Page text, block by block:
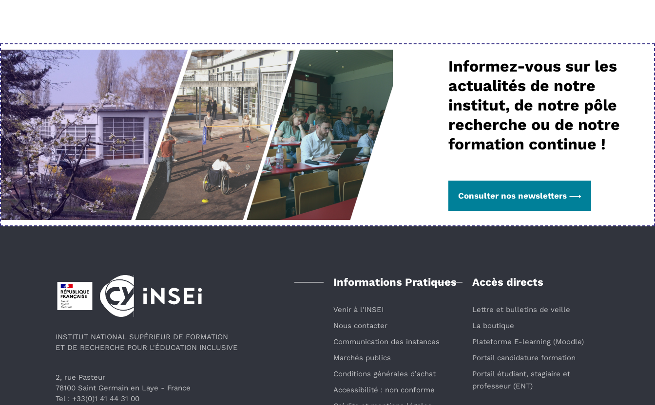
Informez-vous sur les
actualités de notre
institut, de notre pôle
recherche ou de notre
formation continue !
Consulter nos newsletters
Pied de page
INSTITUT NATIONAL SUPÉRIEUR DE FORMATION
ET DE RECHERCHE POUR L'ÉDUCATION INCLUSIVE
2, rue Pasteur
78100 Saint Germain en Laye - France
Tel : +33(0)1 41 44 31 00
Informations Pratiques
Venir à l'INSEI
Nous contacter
Communication des instances
Marchés publics
Conditions générales d’achat
Accessibilité : non conforme
Accès directs
Lettre et bulletins de veille
La boutique
Plateforme E-learning (Moodle)
Portail candidature formation
Portail étudiant, stagiaire et
professeur (ENT)